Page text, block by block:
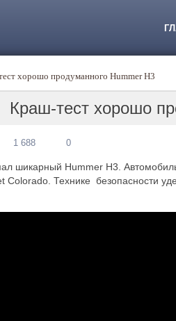
хорошо продуманного Hummer H3
Краш-тест хорошо
1 688 0
шикарный Hummer H3.
Colorado. Технике безопасности